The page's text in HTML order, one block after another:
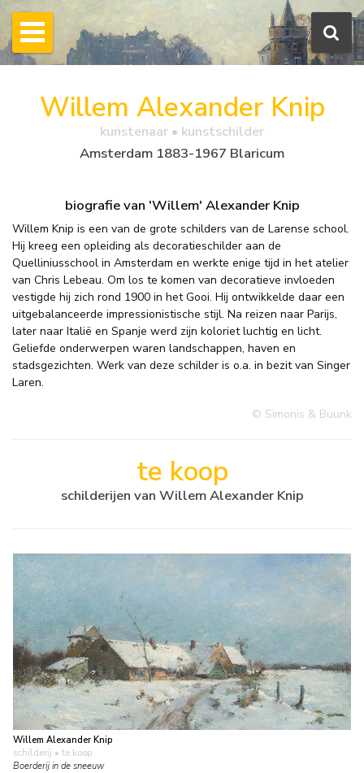
Willem Alexander Knip
kunstenaar • kunstschilder
Amsterdam 1883-1967 Blaricum
biografie van 'Willem' Alexander Knip
Willem Knip is een van de grote schilders van de Larense school.
Hij kreeg een opleiding als decoratieschilder aan de
Quelliniusschool in Amsterdam en werkte enige tijd in het atelier
van Chris Lebeau. Om los te komen van decoratieve invloeden
vestigde hij zich rond 1900 in het Gooi. Hij ontwikkelde daar een
uitgebalanceerde impressionistische stijl. Na reizen naar Parijs,
later naar Italië en Spanje werd zijn koloriet luchtig en licht.
Geliefde onderwerpen waren landschappen, haven en
stadsgezichten. Werk van deze schilder is o.a. in bezit van Singer
Laren.
© Simonis & Buunk
te koop
schilderijen van Willem Alexander Knip
Willem Alexander Knip
schilderij • te koop
Boerderij in de sneeuw